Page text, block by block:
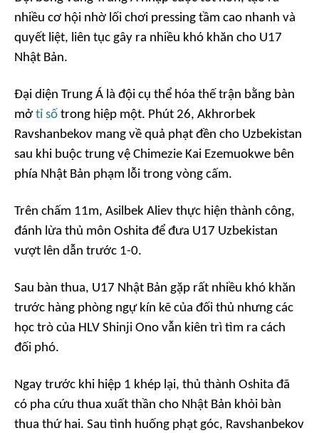
nhiều cơ hội nhờ lối chơi pressing tầm cao nhanh và
quyết liệt, liên tục gây ra nhiều khó khăn cho U17
Nhật Bản.
Đại diện Trung Á là đội cụ thể hóa thế trận bằng bàn
mở tỉ số trong hiệp một. Phút 26, Akhrorbek
Ravshanbekov mang về quả phạt đền cho Uzbekistan
sau khi buộc trung vệ Chimezie Kai Ezemuokwe bên
phía Nhật Bản phạm lỗi trong vòng cấm.
Trên chấm 11m, Asilbek Aliev thực hiện thành công,
đánh lừa thủ môn Oshita để đưa U17 Uzbekistan
vượt lên dẫn trước 1-0.
Sau bàn thua, U17 Nhật Bản gặp rất nhiều khó khăn
trước hàng phòng ngự kín kẽ của đối thủ nhưng các
học trò của HLV Shinji Ono vẫn kiên trì tìm ra cách
đối phó.
Ngay trước khi hiệp 1 khép lại, thủ thành Oshita đã
có pha cứu thua xuất thần cho Nhật Bản khỏi bàn
thua thứ hai. Sau tình huống phạt góc, Ravshanbekov